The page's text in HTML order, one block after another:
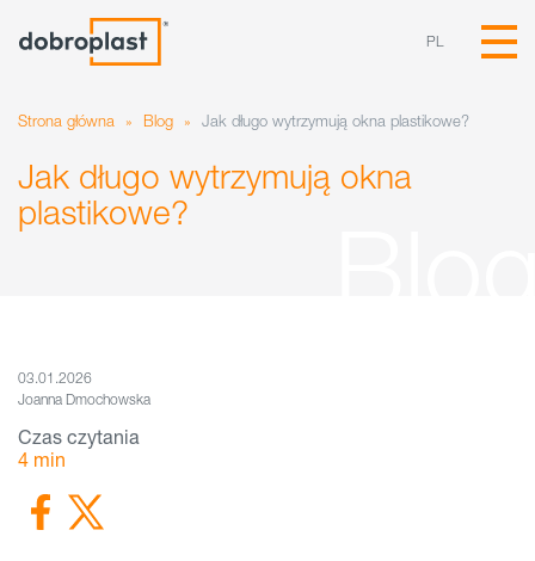
PL
Strona główna » Blog » Jak długo wytrzymują okna plastikowe?
Jak długo wytrzymują okna
plastikowe?
03.01.2026
Joanna Dmochowska
Czas czytania
4 min